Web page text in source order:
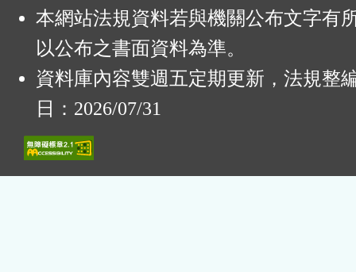
本網站法規資料若與機關公布文字有
以公布之書面資料為準。
資料庫內容雙週五定期更新，法規整
日：2026/07/31